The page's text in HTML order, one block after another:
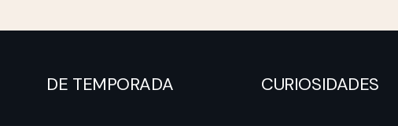
DE TEMPORADA CURIOSIDADES